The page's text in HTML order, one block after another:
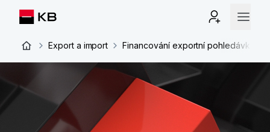
Export a import Financování exportní pohledávky